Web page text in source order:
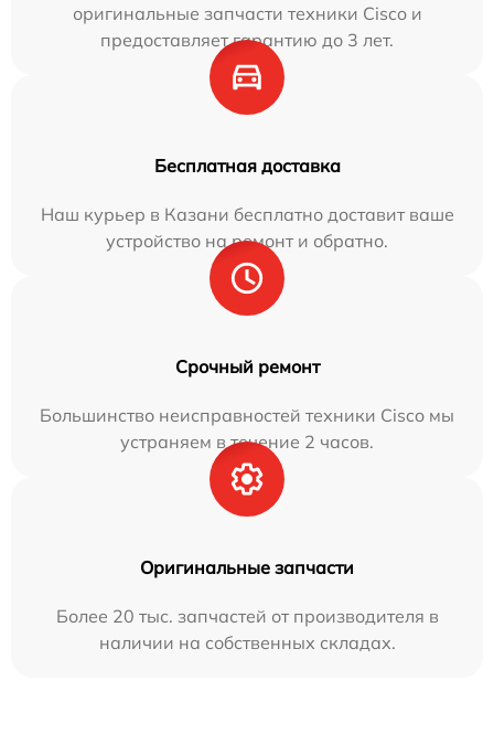
оригинальные запчасти техники Cisco и
предоставляет гарантию до 3 лет.
Бесплатная доставка
Наш курьер в Казани бесплатно доставит ваше
устройство на ремонт и обратно.
Срочный ремонт
Большинство неисправностей техники Cisco мы
устраняем в течение 2 часов.
Оригинальные запчасти
Более 20 тыс. запчастей от производителя в
наличии на собственных складах.